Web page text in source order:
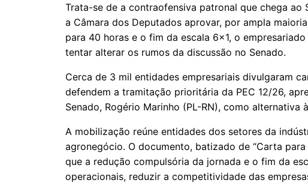
Trata-se de a contraofensiva patronal que chega ao
a Câmara dos Deputados aprovar, por ampla
para 40 horas e o fim da escala 6x1, o
tentar alterar os rumos da discussão no Senado.
Cerca de 3 mil entidades empresariais divulgaram
defendem a tramitação prioritária da PEC 12/26,
Senado, Rogério Marinho (PL-RN), como alternativa
A mobilização reúne entidades dos setores da
agronegócio. O documento, batizado de “Carta
que a redução compulsória da jornada e o fim da
operacionais, reduzir a competitividade das